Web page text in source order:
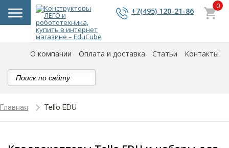
+7(495) 120-21-86
0
О компании Оплата и доставка Статьи Контакты
Главная Tello EDU